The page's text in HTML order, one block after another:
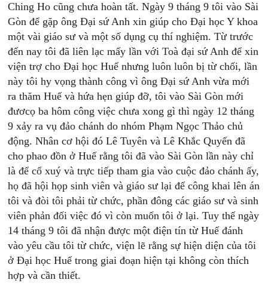
Ching Ho cũng chưa hoàn tất. Ngày 9 tháng 9 tôi vào Sài
Gòn để gặp ông Đại sứ Anh xin giúp cho Đại học Y khoa
một vài giáo sư và một số dụng cụ thí nghiệm. Từ trước
đến nay tôi đã liên lạc mấy lần với Toà đại sứ Anh để xin
viện trợ cho Đại học Huế nhưng luôn luôn bị từ chối, lần
này tôi hy vọng thành công vì ông Đại sứ Anh vừa mới
ra thăm Huế và hứa hẹn giúp đỡ, tôi vào Sài Gòn mới
đươcọ ba hôm công việc chưa xong gì thì ngày 12 tháng
9 xảy ra vụ đảo chánh do nhóm Phạm Ngọc Thảo chủ
động. Nhân cơ hội đó Lê Tuyên và Lê Khắc Quyến đã
cho phao đồn ở Huế rằng tôi đã vào Sài Gòn lần này chỉ
là để cổ xuý và trực tiếp tham gia vào cuộc đảo chánh ấy,
họ đã hội họp sinh viên và giáo sư lại để công khai lên án
tôi và đòi tôi phải từ chức, phần đông các giáo sư và sinh
viên phản đối việc đó vì còn muốn tôi ở lại. Tuy thế ngày
14 tháng 9 tôi đã nhận được một điện tín từ Huế đánh
vào yêu cầu tôi từ chức, viện lẽ rằng sự hiện diện của tôi
ở Đại học Huế trong giai đoạn hiện tại không còn thích
hợp và cần thiết.